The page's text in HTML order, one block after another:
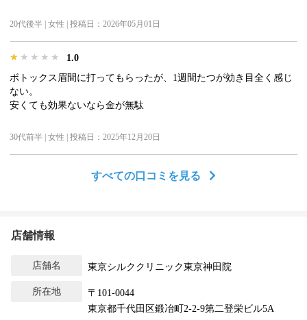
20代後半 | 女性 | 投稿日：2026年05月01日
★★★★★
★★★★★
★★★★★
1.0
ボトックス眉間に打ってもらったが、1週間たつが効き目全く感じ
ない。
安くても効果ないなら金が無駄
30代前半 | 女性 | 投稿日：2025年12月20日
すべての口コミを見る
店舗情報
店舗名 東京シルククリニック東京神田院
所在地
〒101-0044
東京都千代田区鍛冶町2-2-9第二登栄ビル5A